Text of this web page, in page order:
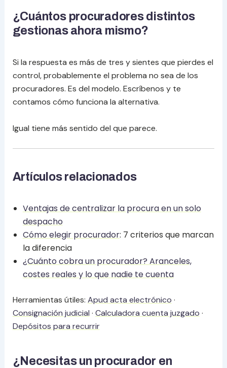
¿Cuántos procuradores distintos
gestionas ahora mismo?
Si la respuesta es más de tres y sientes que pierdes el
control, probablemente el problema no sea de los
procuradores. Es del modelo. Escríbenos y te
contamos cómo funciona la alternativa.
Igual tiene más sentido del que parece.
Artículos relacionados
Ventajas de centralizar la procura en un solo
despacho
Cómo elegir procurador: 7 criterios que marcan
la diferencia
¿Cuánto cobra un procurador? Aranceles,
costes reales y lo que nadie te cuenta
Herramientas útiles: Apud acta electrónico ·
Consignación judicial · Calculadora cuenta juzgado ·
Depósitos para recurrir
¿Necesitas un procurador en